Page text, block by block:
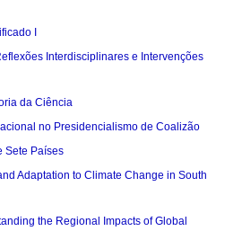
I
Interdisciplinares e Intervenções
da Ciência
no Presidencialismo de Coalizão
Sete Países
Adaptation to Climate Change in South
the Regional Impacts of Global